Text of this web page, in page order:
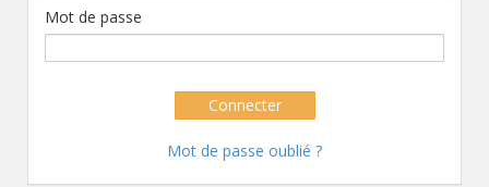
Mot de passe
Connecter
Mot de passe oublié ?